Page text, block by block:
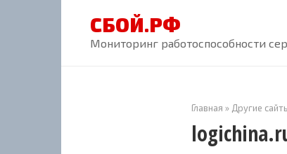
СБОЙ.РФ
Мониторинг работоспособности
Главная » Другие